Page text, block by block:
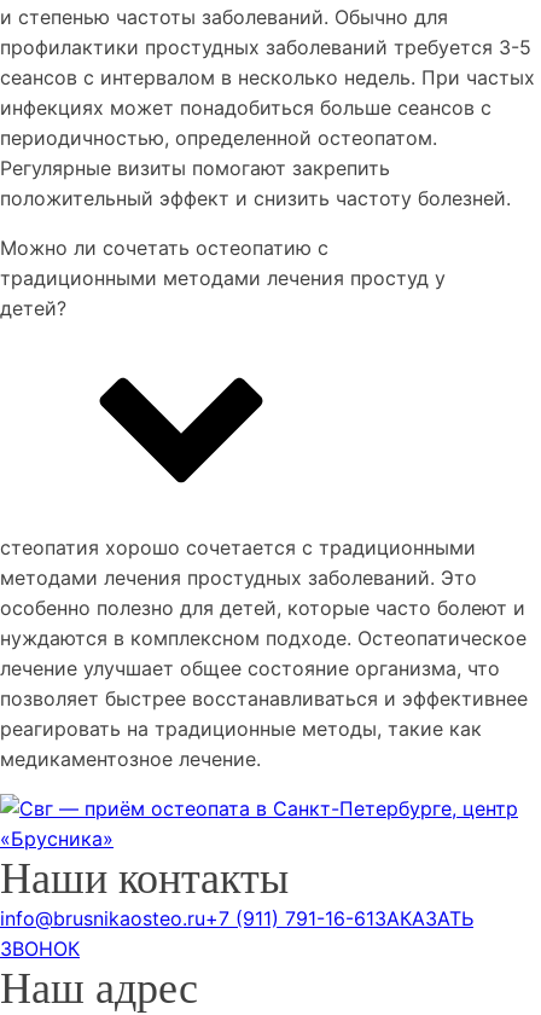
и степенью частоты заболеваний. Обычно для
профилактики простудных заболеваний требуется 3-5
сеансов с интервалом в несколько недель. При частых
инфекциях может понадобиться больше сеансов с
периодичностью, определенной остеопатом.
Регулярные визиты помогают закрепить
положительный эффект и снизить частоту болезней.
Можно ли сочетать остеопатию с
традиционными методами лечения простуд у
детей?
стеопатия хорошо сочетается с традиционными
методами лечения простудных заболеваний. Это
особенно полезно для детей, которые часто болеют и
нуждаются в комплексном подходе. Остеопатическое
лечение улучшает общее состояние организма, что
позволяет быстрее восстанавливаться и эффективнее
реагировать на традиционные методы, такие как
медикаментозное лечение.
Наши контакты
info@brusnikaosteo.ru+7 (911) 791-16-61ЗАКАЗАТЬ
ЗВОНОК
Наш адрес